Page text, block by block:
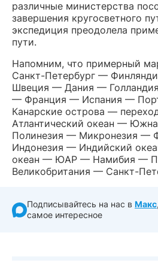
различные министерства
завершения кругосветного
экспедиция преодолела
пути.
Напомним, что примерный
Санкт-Петербург —
Швеция — Дания —
— Франция — Испания —
Канарские острова —
Атлантический океан —
Полинезия — Микронезия —
Индонезия — Индийский
океан — ЮАР — Намибия —
Великобритания — Санкт-
Подписывайтесь на нас в Макс
самое интересное